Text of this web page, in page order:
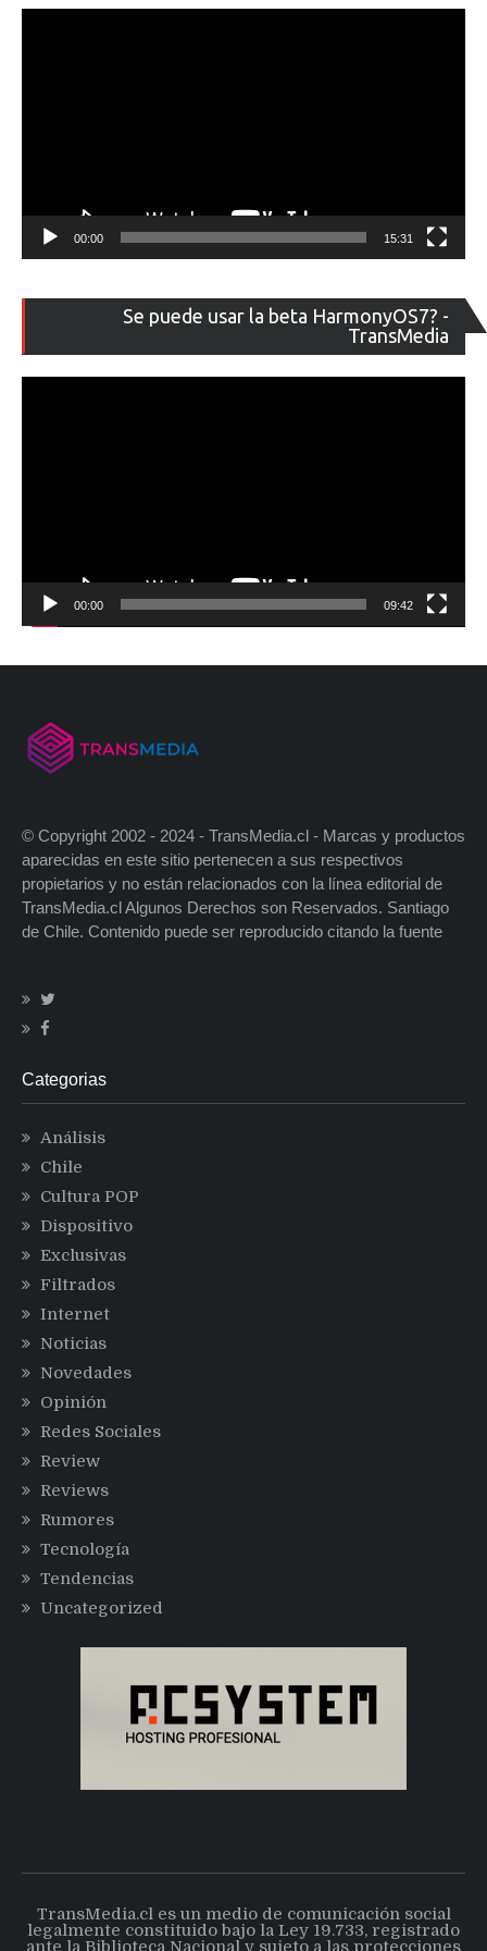
00:00 15:31
Se puede usar la beta HarmonyOS7? -
TransMedia
de
00:00 09:42
© Copyright 2002 - 2024 - TransMedia.cl - Marcas y productos
aparecidas en este sitio pertenecen a sus respectivos
propietarios y no están relacionados con la línea editorial de
TransMedia.cl Algunos Derechos son Reservados. Santiago
de Chile. Contenido puede ser reproducido citando la fuente
Categorias
Análisis
Chile
Cultura POP
Dispositivo
Exclusivas
Filtrados
Internet
Noticias
Novedades
Opinión
Redes Sociales
Review
Reviews
Rumores
Tecnología
Tendencias
Uncategorized
TransMedia.cl es un medio de comunicación social
legalmente constituido bajo la Ley 19.733, registrado
ante la Biblioteca Nacional y sujeto a las protecciones